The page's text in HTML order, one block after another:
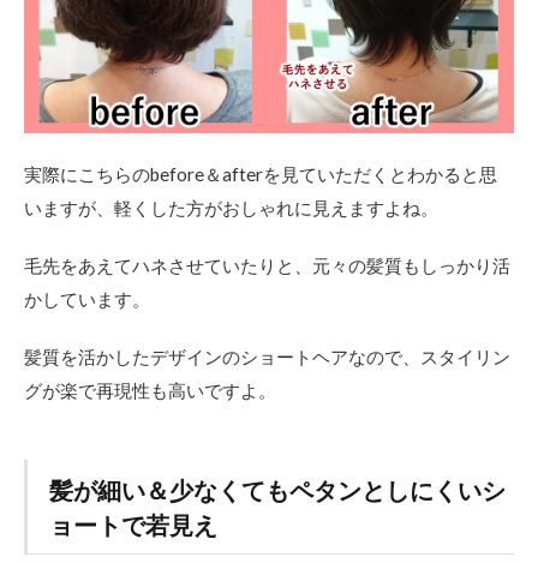
実際にこちらのbefore＆afterを見ていただくとわかると思
いますが、軽くした方がおしゃれに見えますよね。
毛先をあえてハネさせていたりと、元々の髪質もしっかり活
かしています。
髪質を活かしたデザインのショートヘアなので、スタイリン
グが楽で再現性も高いですよ。
髪が細い＆少なくてもペタンとしにくいシ
ョートで若見え